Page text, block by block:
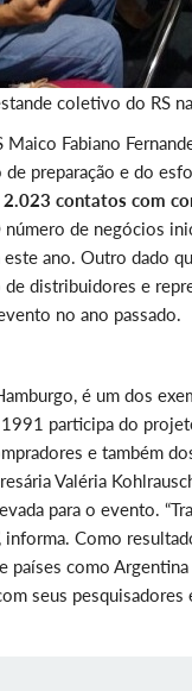
coletivo do RS
Fabiano
preparação e do
contatos com
número de negócios
ano. Outro dado
distribuidores e
no ano passado.
é um dos
participa do
e também
Valéria
para o evento.
informa. Como
países como
seus